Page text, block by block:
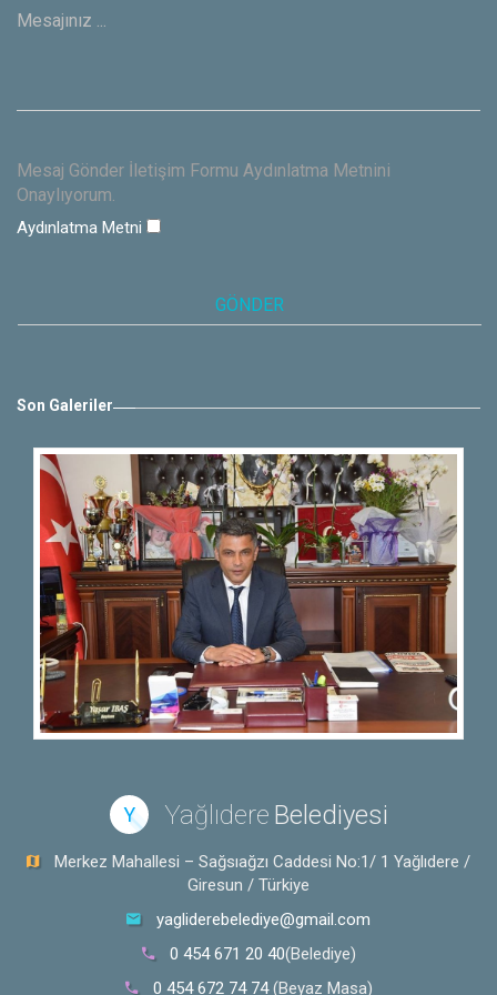
Mesaj Gönder İletişim Formu Aydınlatma Metnini
Onaylıyorum.
Aydınlatma Metni
Son Galeriler
Y Yağlıdere Belediyesi
Merkez Mahallesi – Sağsıağzı Caddesi No:1/ 1 Yağlıdere /
Giresun / Türkiye
yagliderebelediye@gmail.com
0 454 671 20 40(Belediye)
0 454 672 74 74(Beyaz Masa)